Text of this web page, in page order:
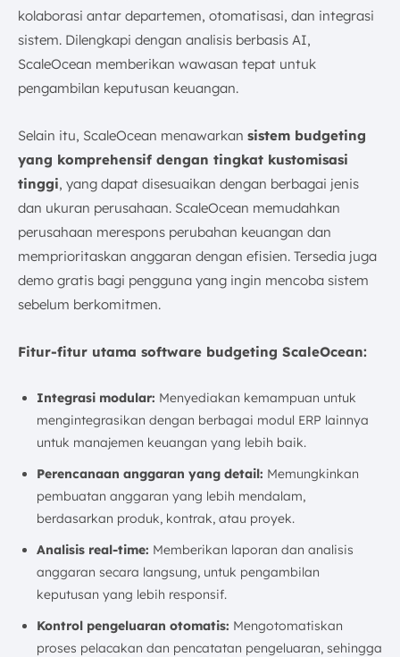
kolaborasi antar departemen, otomatisasi, dan integrasi
sistem. Dilengkapi dengan analisis berbasis AI,
ScaleOcean memberikan wawasan tepat untuk
pengambilan keputusan keuangan.
Selain itu, ScaleOcean menawarkan sistem budgeting
yang komprehensif dengan tingkat kustomisasi
tinggi, yang dapat disesuaikan dengan berbagai jenis
dan ukuran perusahaan. ScaleOcean memudahkan
perusahaan merespons perubahan keuangan dan
memprioritaskan anggaran dengan efisien. Tersedia juga
demo gratis bagi pengguna yang ingin mencoba sistem
sebelum berkomitmen.
Fitur-fitur utama software budgeting ScaleOcean:
Integrasi modular: Menyediakan kemampuan untuk
mengintegrasikan dengan berbagai modul ERP lainnya
untuk manajemen keuangan yang lebih baik.
Perencanaan anggaran yang detail: Memungkinkan
pembuatan anggaran yang lebih mendalam,
berdasarkan produk, kontrak, atau proyek.
Analisis real-time: Memberikan laporan dan analisis
anggaran secara langsung, untuk pengambilan
keputusan yang lebih responsif.
Kontrol pengeluaran otomatis: Mengotomatiskan
proses pelacakan dan pencatatan pengeluaran, sehingga